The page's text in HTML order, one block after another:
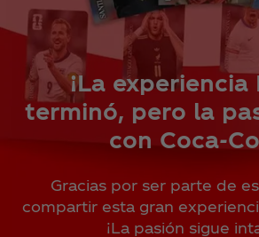
¡La experiencia
terminó, pero la
con
Gracias por ser parte de
compartir esta gran
¡La pasión sigue